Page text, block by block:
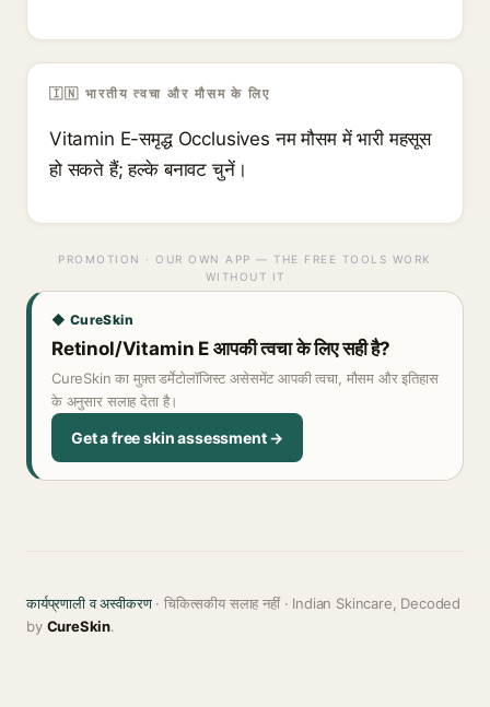
🇮🇳 भारतीय त्वचा और मौसम के लिए
Vitamin E-समृद्ध Occlusives नम मौसम में भारी महसूस
हो सकते हैं; हल्के बनावट चुनें।
PROMOTION · OUR OWN APP — THE FREE TOOLS WORK
WITHOUT IT
◆ CureSkin
Retinol/Vitamin E आपकी त्वचा के लिए सही है?
CureSkin का मुफ़्त डर्मेटोलॉजिस्ट असेसमेंट आपकी त्वचा, मौसम और इतिहास
के अनुसार सलाह देता है।
Get a free skin assessment →
कार्यप्रणाली व अस्वीकरण· चिकित्सकीय सलाह नहीं · Indian Skincare, Decoded
by CureSkin.